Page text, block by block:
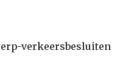
verkeersbesluiten